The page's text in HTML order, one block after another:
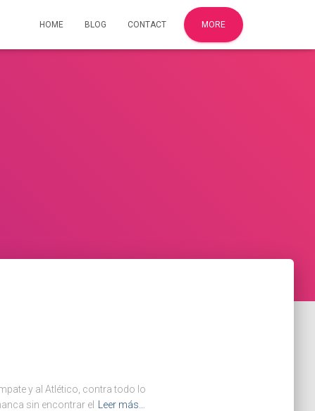
HOME BLOG CONTACT MORE
y al Atlético, contra todo lo
sin encontrar el
Leer más…